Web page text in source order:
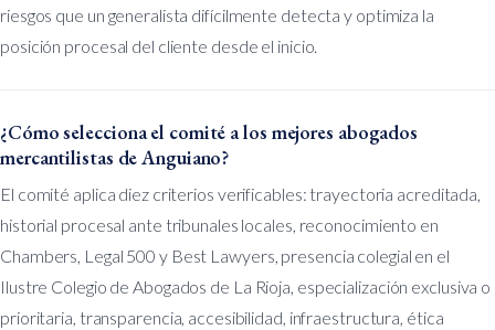
riesgos que un generalista difícilmente detecta y optimiza la
posición procesal del cliente desde el inicio.
¿Cómo selecciona el comité a los mejores abogados
mercantilistas de Anguiano?
El comité aplica diez criterios verificables: trayectoria acreditada,
historial procesal ante tribunales locales, reconocimiento en
Chambers, Legal 500 y Best Lawyers, presencia colegial en el
Ilustre Colegio de Abogados de La Rioja, especialización exclusiva o
prioritaria, transparencia, accesibilidad, infraestructura, ética